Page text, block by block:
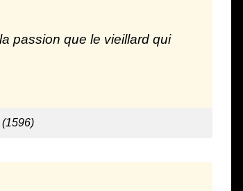
passion que le vieillard qui